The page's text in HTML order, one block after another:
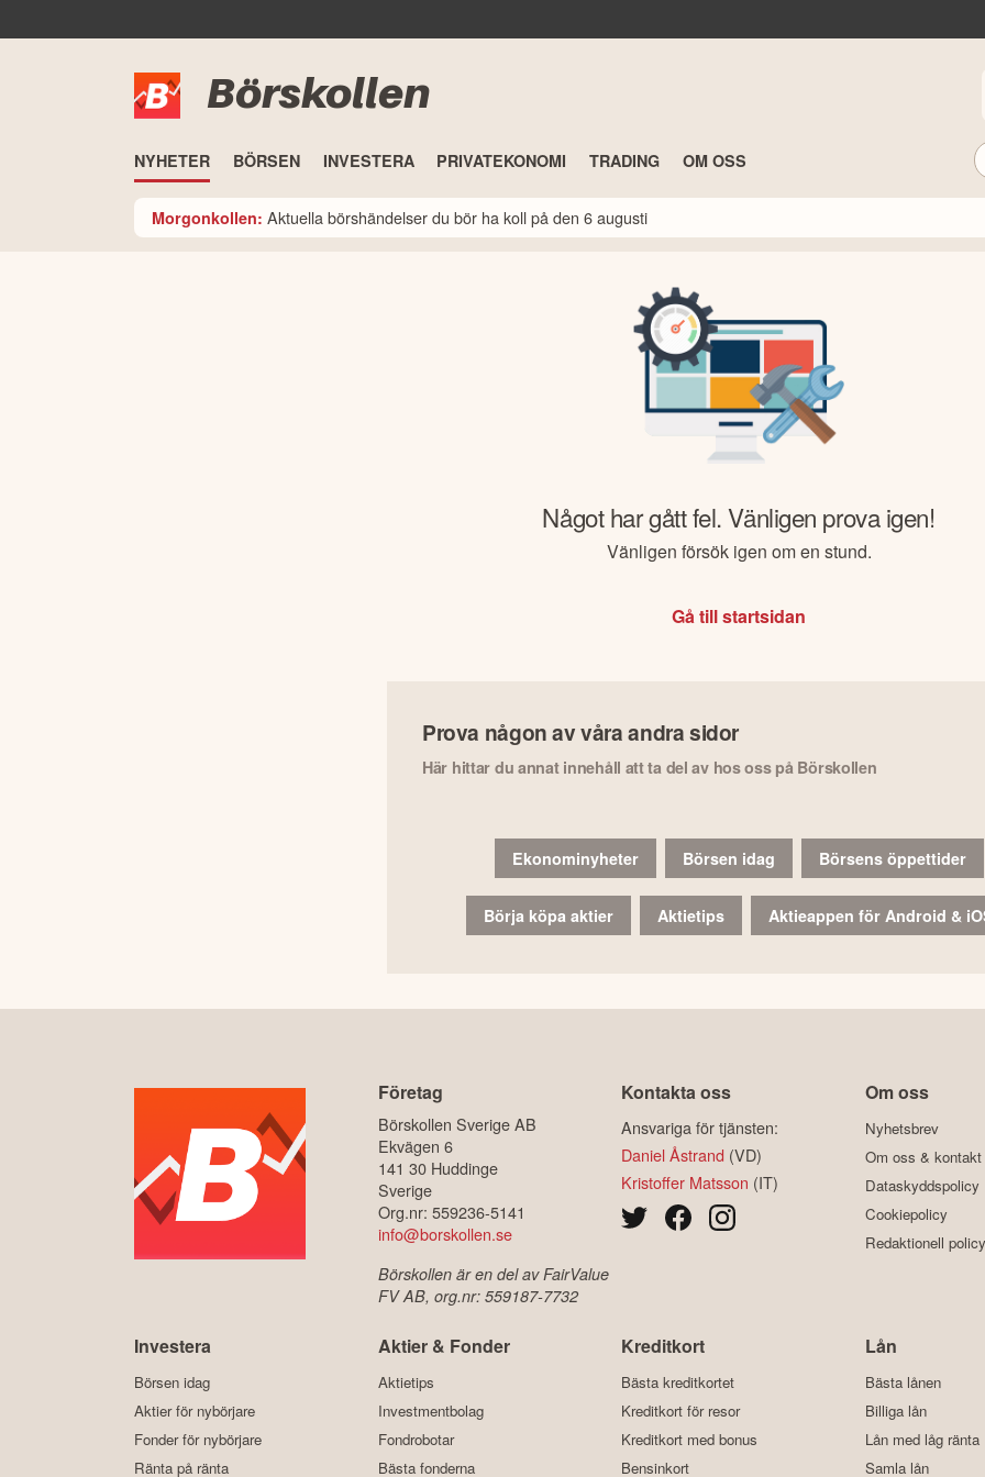
Börskollen
NYHETER BÖRSEN INVESTERA PRIVATEKONOMI TRADING OM OSS
Morgonkollen: Aktuella börshändelser du bör ha koll på den 6 augusti
Något har gått fel. Vänligen prova igen!
Vänligen försök igen om en stund.
Gå till startsidan
Prova någon av våra andra sidor
Här hittar du annat innehåll att ta del av hos oss på Börskollen
Ekonominyheter Börsen idag Börsens öppettider
Börja köpa aktier Aktietips Aktieappen för Android &
Företag
Börskollen Sverige AB
Ekvägen 6
141 30 Huddinge
Sverige
Org.nr: 559236-5141
info@borskollen.se
Börskollen är en del av FairValue
FV AB, org.nr: 559187-7732
Kontakta oss
Ansvariga för tjänsten:
Daniel Åstrand (VD)
Kristoffer Matsson (IT)
Om oss
Nyhetsbrev
Om oss & kontakt
Dataskyddspolicy
Cookiepolicy
Redaktionell policy
Investera
Börsen idag
Aktier för nybörjare
Fonder för nybörjare
Ränta på ränta
Aktier & Fonder
Aktietips
Investmentbolag
Fondrobotar
Bästa fonderna
Kreditkort
Bästa kreditkortet
Kreditkort för resor
Kreditkort med bonus
Bensinkort
Lån
Bästa lånen
Billiga lån
Lån med låg ränta
Samla lån